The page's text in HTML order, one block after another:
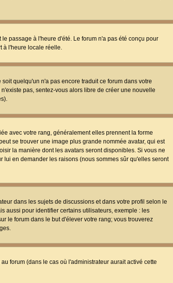
passage à l'heure d'été. Le forum n'a pas été conçu pour
à l'heure locale réelle.
quelqu'un n'a pas encore traduit ce forum dans votre
pas, sentez-vous alors libre de créer une nouvelle
avec votre rang, généralement elles prennent la forme
se trouver une image plus grande nommée avatar, qui est
la manière dont les avatars seront disponibles. Si vous ne
en demander les raisons (nous sommes sûr qu'elles seront
dans les sujets de discussions et dans votre profil selon le
aussi pour identifier certains utilisateurs, exemple : les
le forum dans le but d'élever votre rang; vous trouverez
forum (dans le cas où l'administrateur aurait activé cette